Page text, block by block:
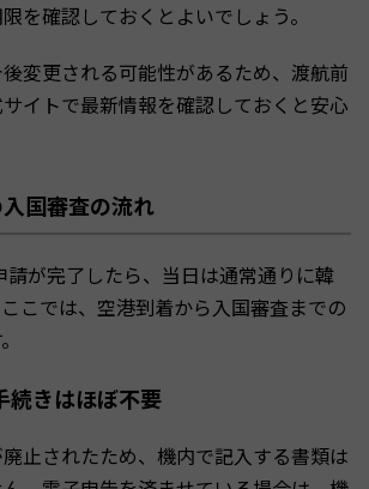
を確認しておくとよいでしょう。
変更される可能性があるため、渡航前
イトで最新情報を確認しておくと安心
国審査の流れ
が完了したら、当日は通常通りに韓
こでは、空港到着から入国審査までの
続きはほぼ不要
止されたため、機内で記入する書類は